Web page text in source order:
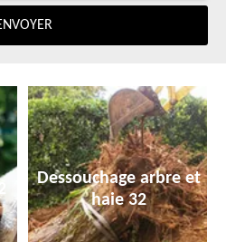
Dessouchage arbre et
haie 32